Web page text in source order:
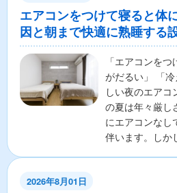
エアコンをつけて寝ると体
因と朝まで快適に熟睡する
「エアコンを
がだるい」 「
しい夜のエアコ
の夏は年々厳し
にエアコンなし
伴います。しか
2026年8月01日